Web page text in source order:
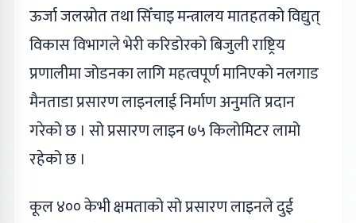
ऊर्जा जलस्रोत तथा सिँचाइ मन्त्रालय मातहतको विद्युत्
विकास विभागले भेरी करिडोरको बिजुली राष्ट्रिय
प्रणालीमा जोडनका लागि महत्वपूर्ण मानिएको नलगाड
मैनताडा प्रसारण लाइनलाई निर्माण अनुमति प्रदान
गरेको छ । सो प्रसारण लाइन ७५ किलोमिटर लामो
रहेको छ ।
कूल ४०० केभी क्षमताको सो प्रसारण लाइनले दुई